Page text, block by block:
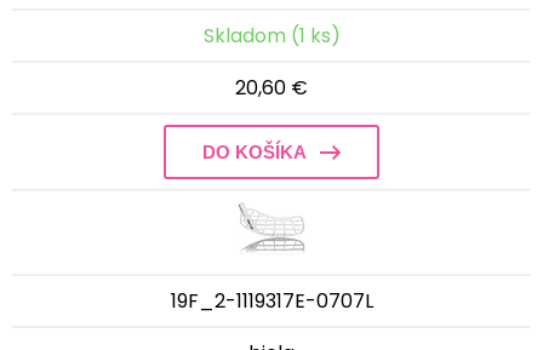
Skladom (1 ks)
20,60 €
DO KOŠÍKA
19F_2-1119317E-0707L